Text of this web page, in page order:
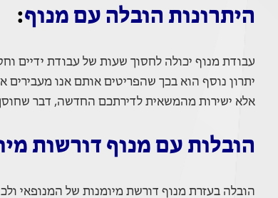
היתרונות הובלה עם מנוף:
עבודת מנוף יכולה לחסוך שעות של עבודת ידיים
יתרון נוסף הוא בכך שהפריטים אותם אנו
אלא ישירות מהמשאית לדירתכם החדשה, דבר
הובלות עם מנוף דורשות
הובלה בעזרת מנוף דורשת מיומנות של המנופאי